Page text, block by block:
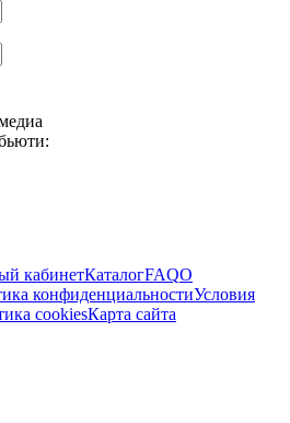
кабинетКаталогFAQО
конфиденциальностиУсловия
cookiesКарта сайта